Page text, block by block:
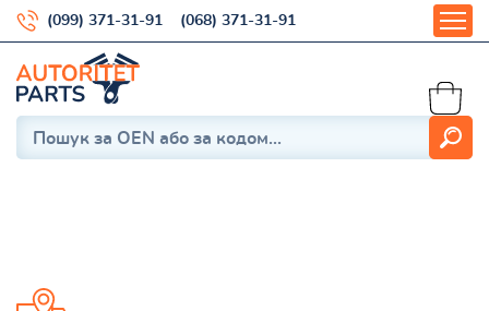
(099) 371-31-91 (068) 371-31-91